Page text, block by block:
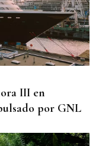
III en
por GNL